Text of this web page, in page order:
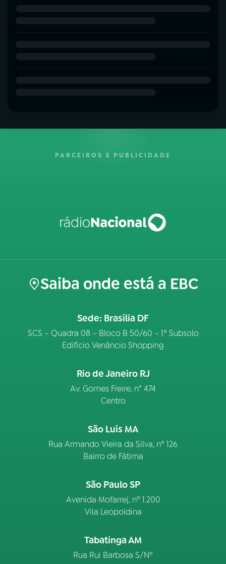
PARCEIROS E PUBLICIDADE
Saiba onde está a EBC
Sede: Brasília DF
SCS – Quadra 08 – Bloco B 50/60 – 1º Subsolo
Edifício Venâncio Shopping
Rio de Janeiro RJ
Av. Gomes Freire, n° 474
Centro
São Luís MA
Rua Armando Vieira da Silva, nº 126
Bairro de Fátima
São Paulo SP
Avenida Mofarrej, nº 1.200
Vila Leopoldina
Tabatinga AM
Rua Rui Barbosa S/Nº